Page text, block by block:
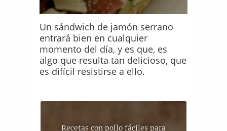
Un sándwich de jamón serrano
entrará bien en cualquier
momento del día, y es que, es
algo que resulta tan delicioso, que
es difícil resistirse a ello.
Recetas con pollo fáciles para